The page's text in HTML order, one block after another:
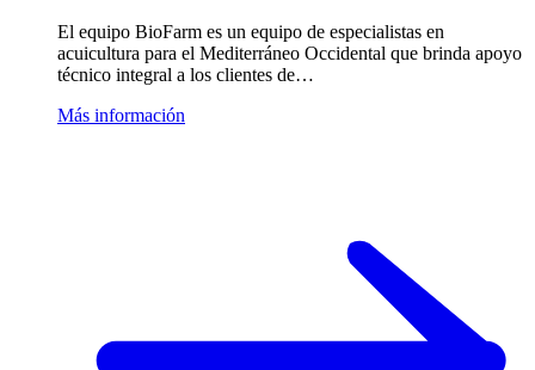
El equipo BioFarm es un equipo de especialistas en
acuicultura para el Mediterráneo Occidental que brinda apoyo
técnico integral a los clientes de…
Más información